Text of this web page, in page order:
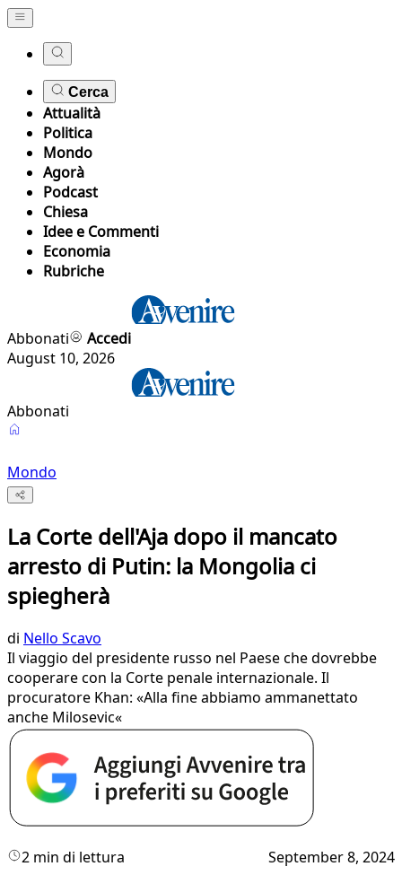
Cerca
Attualità
Politica
Mondo
Agorà
Podcast
Chiesa
Idee e Commenti
Economia
Rubriche
Abbonati
Accedi
August 10, 2026
Abbonati
Mondo
La Corte dell'Aja dopo il mancato
arresto di Putin: la Mongolia ci
spiegherà
di Nello Scavo
Il viaggio del presidente russo nel Paese che dovrebbe
cooperare con la Corte penale internazionale. Il
procuratore Khan: «Alla fine abbiamo ammanettato
anche Milosevic«
2 min di lettura September 8, 2024